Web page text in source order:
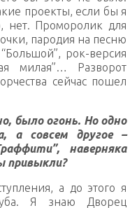
проекты, если бы я
нет. Проморолик для
пародия на песню
рок-версия
милая”… Разворот
сейчас пошел
было огонь. Но одно
а совсем другое –
наверняка
привыкли?
а до этого я
Я знаю Дворец